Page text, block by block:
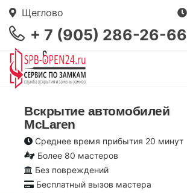
Щеглово
+ 7 (905) 286-26-66
Вскрытие автомобилей
McLaren
Среднее время прибытия 20 минут
Более 80 мастеров
Без повреждений
Бесплатный вызов мастера